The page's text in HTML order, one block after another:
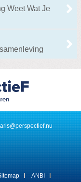
Weet Wat Je
ANBI